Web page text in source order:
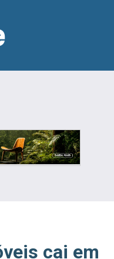
& DECORAÇÃO
cai em